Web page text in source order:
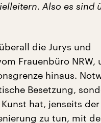
Also es sind
die Jurys und
Frauenbüro NRW,
hinaus.
Besetzung,
hat, jenseits der
zu tun, mit